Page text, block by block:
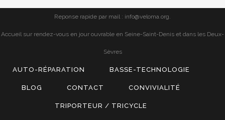
Reponse rapide par mail : info@veloma.org.
Accueil sur rendez-vous en jour ouvrable en Seine-Saint-Denis et dans les Deux-
Sèvres
AUTO-RÉPARATION BASSE-TECHNOLOGIE
BLOG CONTACT CONVIVIALITÉ
TRIPORTEUR / TRICYCLE